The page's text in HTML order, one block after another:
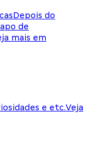
Depois do
de
mais em
e etc.Veja